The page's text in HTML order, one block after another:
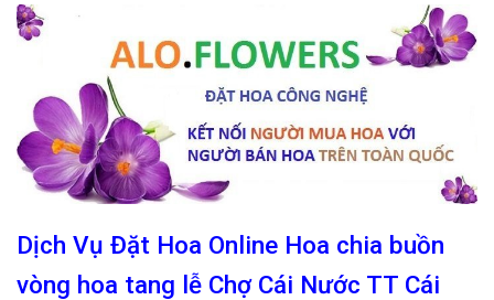
Dịch Vụ Đặt Hoa Online Hoa chia buồn
vòng hoa tang lễ Chợ Cái Nước TT Cái